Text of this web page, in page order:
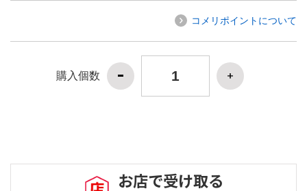
コメリポイントについて
購入個数
お店で受け取る